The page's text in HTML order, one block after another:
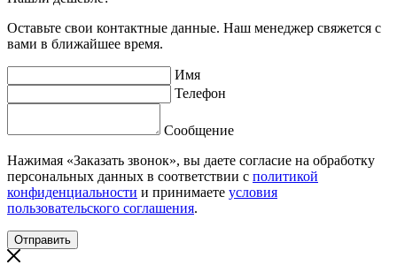
Оставьте свои контактные данные. Наш менеджер свяжется с
вами в ближайшее время.
Имя
Телефон
Сообщение
Нажимая «Заказать звонок», вы даете согласие на обработку
персональных данных в соответствии с политикой
конфиденциальности и принимаете условия
пользовательского соглашения.